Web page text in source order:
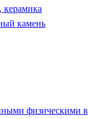
керамика
камень
физическими